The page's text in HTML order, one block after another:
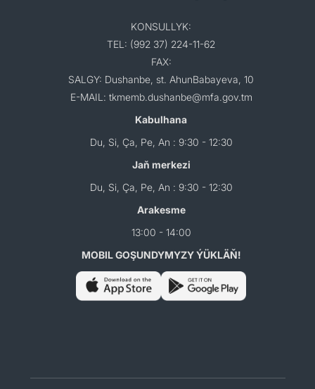
KONSULLYK:
TEL: (992 37) 224-11-62
FAX:
SALGY: Dushanbe, st. AhunBabayeva, 10
E-MAIL: tkmemb.dushanbe@mfa.gov.tm
Kabulhana
Du, Si, Ça, Pe, An : 9:30 - 12:30
Jaň merkezi
Du, Si, Ça, Pe, An : 9:30 - 12:30
Arakesme
13:00 - 14:00
MOBIL GOŞUNDYMYZY ÝÜKLÄŇ!